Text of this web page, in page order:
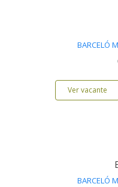
BARCELÓ
Ver vacante
BARCELÓ